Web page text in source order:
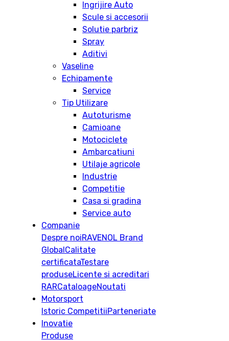
Ingrijire Auto
Scule si accesorii
Solutie parbriz
Spray
Aditivi
Vaseline
Echipamente
Service
Tip Utilizare
Autoturisme
Camioane
Motociclete
Ambarcatiuni
Utilaje agricole
Industrie
Competitie
Casa si gradina
Service auto
Companie
Despre noiRAVENOL Brand
GlobalCalitate
certificataTestare
produseLicente si acreditari
RARCataloageNoutati
Motorsport
Istoric CompetitiiParteneriate
Inovatie
Produse